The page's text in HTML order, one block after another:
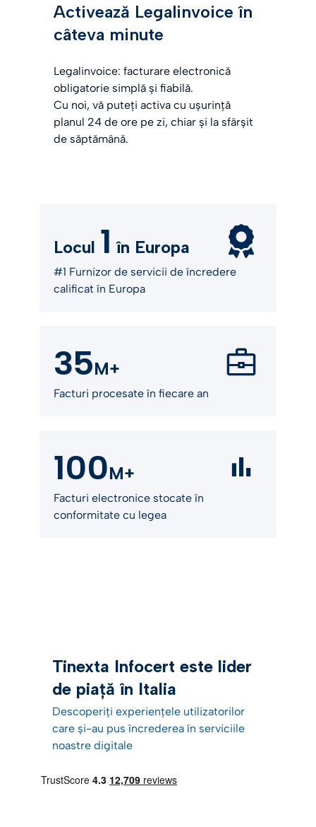
Activează Legalinvoice în
câteva minute
Legalinvoice: facturare electronică
obligatorie simplă și fiabilă.
Cu noi, vă puteți activa cu ușurință
planul 24 de ore pe zi, chiar și la sfârșit
de săptămână.
Locul 1 în Europa
#1 Furnizor de servicii de încredere
calificat în Europa
35M+
Facturi procesate în fiecare an
100M+
Facturi electronice stocate în
conformitate cu legea
Tinexta Infocert este lider
de piață în Italia
Descoperiți experiențele utilizatorilor
care și-au pus încrederea în serviciile
noastre digitale